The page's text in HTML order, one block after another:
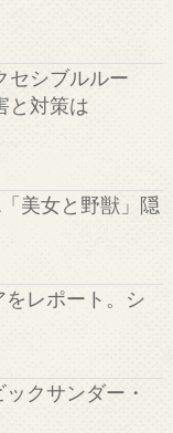
セシブルルー
と対策は
美女と野獣」隠
をレポート。シ
クサンダー・